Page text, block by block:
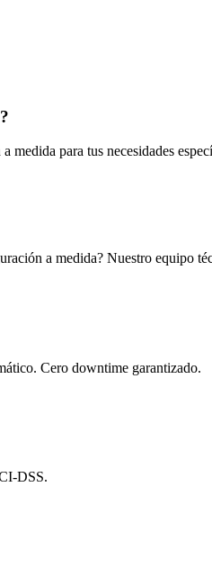
medida para tus necesidades
a medida? Nuestro equipo
Cero downtime garantizado.
DSS.